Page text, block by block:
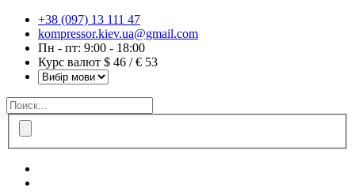
+38 (097) 13 111 47
kompressor.kiev.ua@gmail.com
Пн - пт: 9:00 - 18:00
Курс валют $ 46 / € 53